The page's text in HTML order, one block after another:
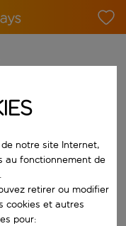
Lorsque les
notre site Internet,
au fonctionnement de
retirer ou modifier
cookies et autres
pour: